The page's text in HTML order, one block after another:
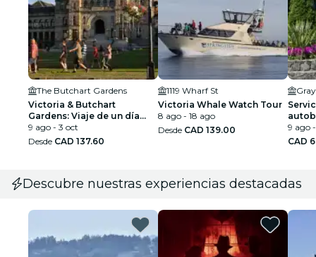
The Butchart Gardens
Victoria & Butchart
Gardens: Viaje de un día
desde Vancouver
9 ago - 3 oct
Desde CAD 137.60
1119 Wharf St
Victoria Whale Watch Tour
8 ago - 18 ago
Desde CAD 139.00
9 ago
CAD
Descubre nuestras experiencias destacadas